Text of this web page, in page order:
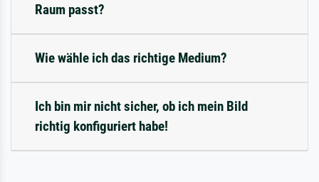
Raum passt?
Wie wähle ich das richtige Medium?
Ich bin mir nicht sicher, ob ich mein Bild
richtig konfiguriert habe!